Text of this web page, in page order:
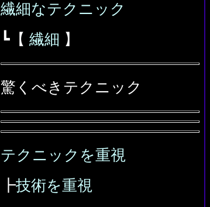
繊細なテクニック
┗【 繊細 】
驚くべきテクニック
テクニックを重視
┣技術を重視